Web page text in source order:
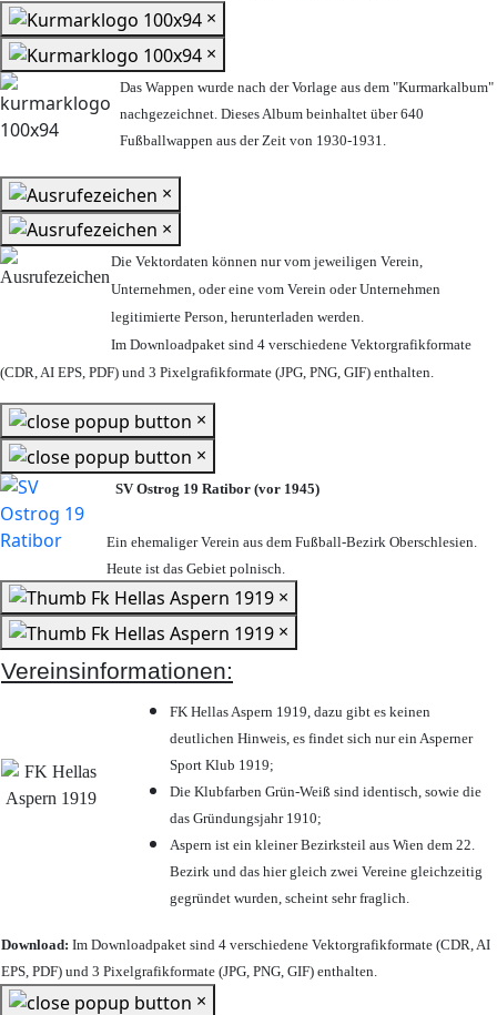
×
×
Das Wappen wurde nach der Vorlage aus dem "Kurmarkalbum"
nachgezeichnet. Dieses Album beinhaltet über 640
Fußballwappen aus der Zeit von 1930-1931.
×
×
Die Vektordaten können nur vom jeweiligen Verein,
Unternehmen, oder eine vom Verein oder Unternehmen
legitimierte Person, herunterladen werden.
Im Downloadpaket sind 4 verschiedene Vektorgrafikformate
(CDR, AI EPS, PDF) und 3 Pixelgrafikformate (JPG, PNG, GIF) enthalten.
×
×
SV Ostrog 19 Ratibor (vor 1945)
Ein ehemaliger Verein aus dem Fußball-Bezirk Oberschlesien.
Heute ist das Gebiet polnisch.
×
×
Vereinsinformationen:
FK Hellas Aspern 1919, dazu gibt es keinen
deutlichen Hinweis, es findet sich nur ein Asperner
Sport Klub 1919;
Die Klubfarben Grün-Weiß sind identisch, sowie die
das Gründungsjahr 1910;
Aspern ist ein kleiner Bezirksteil aus Wien dem 22.
Bezirk und das hier gleich zwei Vereine gleichzeitig
gegründet wurden, scheint sehr fraglich.
Download: Im Downloadpaket sind 4 verschiedene Vektorgrafikformate (CDR, AI
EPS, PDF) und 3 Pixelgrafikformate (JPG, PNG, GIF) enthalten.
×